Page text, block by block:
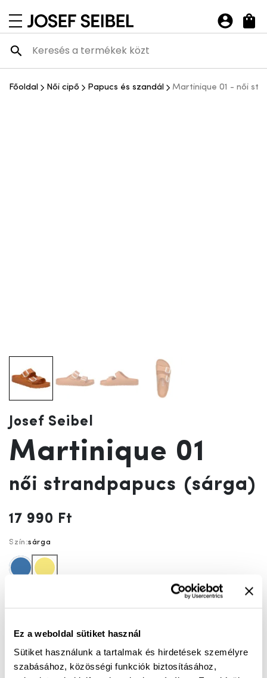
Ez a weboldal sütiket használ
Sütiket használunk a tartalmak és hirdetések személyre
szabásához, közösségi funkciók biztosításához,
navigációs menü megnyitása
Josef Seibel Webshop
Főoldal Női cipő Papucs és szandál Martinique 01 - női
Josef Seibel
Martinique 01
női strandpapucs (sárga)
17 990 Ft
Szín:sárga
kék sárga
KOSÁRBA